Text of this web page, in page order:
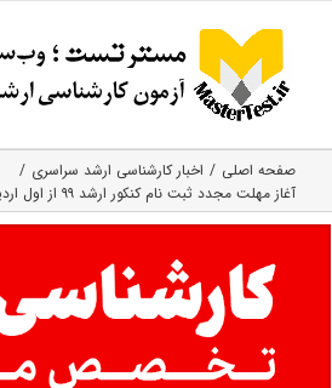
content
صفحه اصلی
اخبار کارشناسی ارشد سراسری
آغاز مهلت مجدد ثبت نام کنکور ارشد ۹۹ از اول اردیبهشت